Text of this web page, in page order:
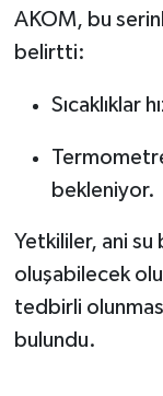
AKOM, bu
belirtti:
Sıcaklıklar
bekleniyor.
Yetkililer, ani su
oluşabilecek
tedbirli
bulundu.